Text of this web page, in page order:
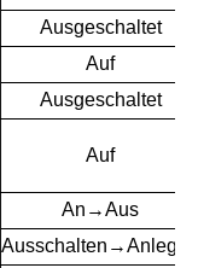
Ausgeschaltet
Auf
Ausgeschaltet
Auf
An→Aus